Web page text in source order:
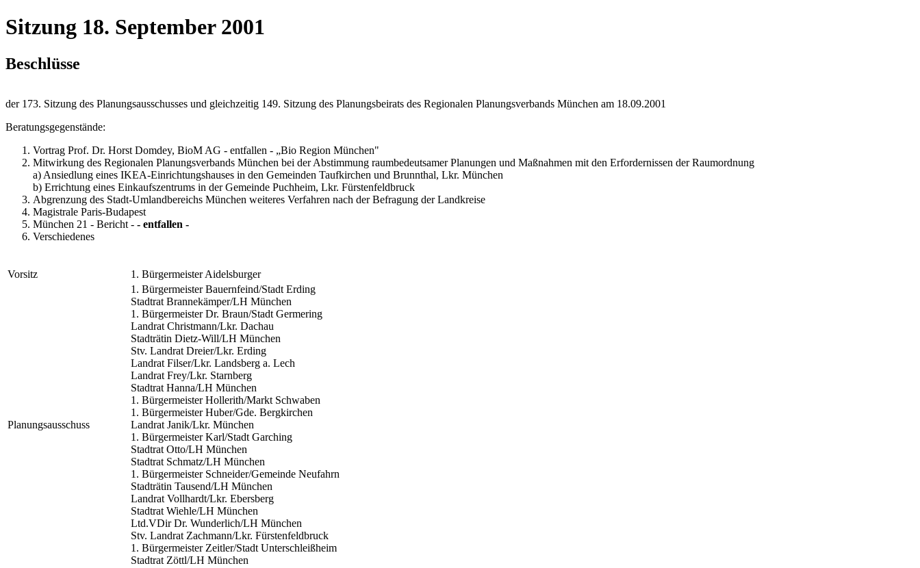
Sitzung 18. September 2001
Beschlüsse
der 173. Sitzung des Planungsausschusses und gleichzeitig 149. Sitzung des Planungsbeirats des Regionalen Planungsverbands München am 18.09.2001
Beratungsgegenstände:
Vortrag Prof. Dr. Horst Domdey, BioM AG - entfallen - „Bio Region München"
Mitwirkung des Regionalen Planungsverbands München bei der Abstimmung raumbedeutsamer Planungen und Maßnahmen mit den Erfordernissen der Raumordnung
a) Ansiedlung eines IKEA-Einrichtungshauses in den Gemeinden Taufkirchen und Brunnthal, Lkr. München
b) Errichtung eines Einkaufszentrums in der Gemeinde Puchheim, Lkr. Fürstenfeldbruck
Abgrenzung des Stadt-Umlandbereichs München weiteres Verfahren nach der Befragung der Landkreise
Magistrale Paris-Budapest
München 21 - Bericht - - entfallen -
Verschiedenes
Vorsitz 1. Bürgermeister Aidelsburger
Planungsausschuss
1. Bürgermeister Bauernfeind/Stadt Erding
Stadtrat Brannekämper/LH München
1. Bürgermeister Dr. Braun/Stadt Germering
Landrat Christmann/Lkr. Dachau
Stadträtin Dietz-Will/LH München
Stv. Landrat Dreier/Lkr. Erding
Landrat Filser/Lkr. Landsberg a. Lech
Landrat Frey/Lkr. Starnberg
Stadtrat Hanna/LH München
1. Bürgermeister Hollerith/Markt Schwaben
1. Bürgermeister Huber/Gde. Bergkirchen
Landrat Janik/Lkr. München
1. Bürgermeister Karl/Stadt Garching
Stadtrat Otto/LH München
Stadtrat Schmatz/LH München
1. Bürgermeister Schneider/Gemeinde Neufahrn
Stadträtin Tausend/LH München
Landrat Vollhardt/Lkr. Ebersberg
Stadtrat Wiehle/LH München
Ltd.VDir Dr. Wunderlich/LH München
Stv. Landrat Zachmann/Lkr. Fürstenfeldbruck
1. Bürgermeister Zeitler/Stadt Unterschleißheim
Stadtrat Zöttl/LH München